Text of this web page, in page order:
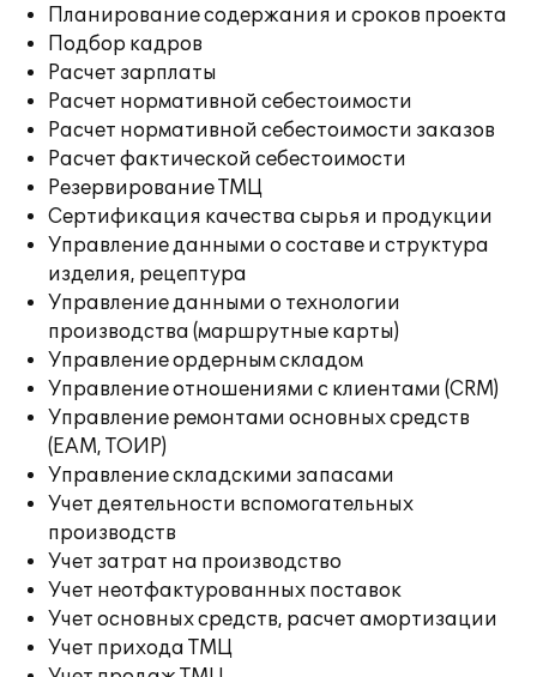
Планирование содержания и сроков проекта
Подбор кадров
Расчет зарплаты
Расчет нормативной себестоимости
Расчет нормативной себестоимости заказов
Расчет фактической себестоимости
Резервирование ТМЦ
Сертификация качества сырья и продукции
Управление данными о составе и структура
изделия, рецептура
Управление данными о технологии
производства (маршрутные карты)
Управление ордерным складом
Управление отношениями с клиентами (CRM)
Управление ремонтами основных средств
(EAM, ТОИР)
Управление складскими запасами
Учет деятельности вспомогательных
производств
Учет затрат на производство
Учет неотфактурованных поставок
Учет основных средств, расчет амортизации
Учет прихода ТМЦ